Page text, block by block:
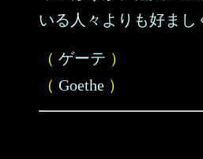
いる人々よりも好まし
（ ゲーテ ）
（ Goethe ）